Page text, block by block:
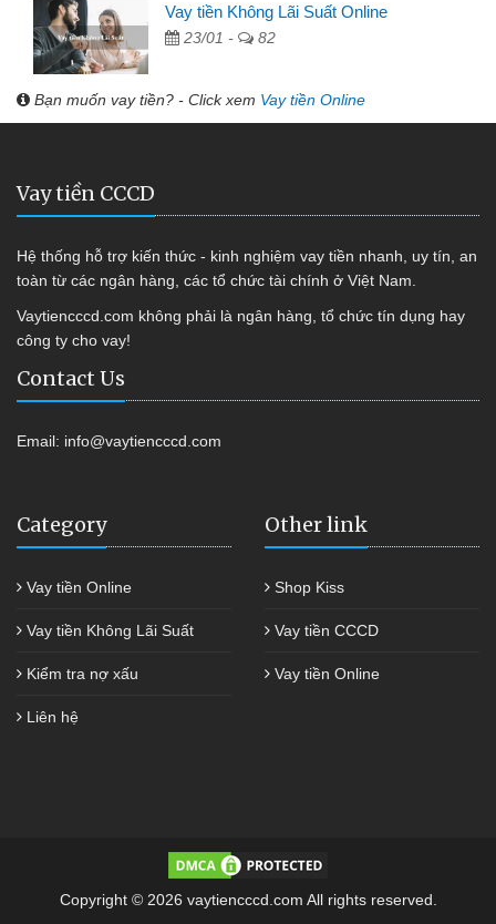
Vay tiền Không Lãi Suất Online
23/01 - 82
Bạn muốn vay tiền? - Click xem Vay tiền Online
Vay tiền CCCD
Hệ thống hỗ trợ kiến thức - kinh nghiệm vay tiền nhanh, uy tín, an
toàn từ các ngân hàng, các tổ chức tài chính ở Việt Nam.
Vaytiencccd.com không phải là ngân hàng, tổ chức tín dụng hay
công ty cho vay!
Contact Us
Email: info@vaytiencccd.com
Category
Vay tiền Online
Vay tiền Không Lãi Suất
Kiểm tra nợ xấu
Liên hệ
Other link
Shop Kiss
Vay tiền CCCD
Vay tiền Online
Copyright © 2026 vaytiencccd.com All rights reserved.